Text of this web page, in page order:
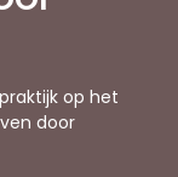
op het
door